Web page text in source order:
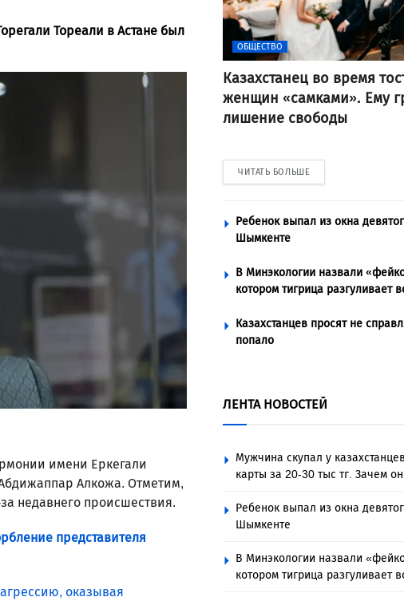
Тореали в Астане был
имени Еркегали
Алкожа. Отметим,
недавнего происшествия.
представителя
оказывая
ОБЩЕСТВО
Казахстанец во время
женщин «самками». Ему
лишение свободы
ЧИТАТЬ БОЛЬШЕ
Ребенок выпал из окна
Шымкенте
В Минэкологии назвали
котором тигрица разгуливает
Казахстанцев просят не
попало
ЛЕНТА НОВОСТЕЙ
Мужчина скупал у
карты за 20-30 тыс тг. Зачем
Ребенок выпал из окна
Шымкенте
В Минэкологии назвали
котором тигрица разгуливает